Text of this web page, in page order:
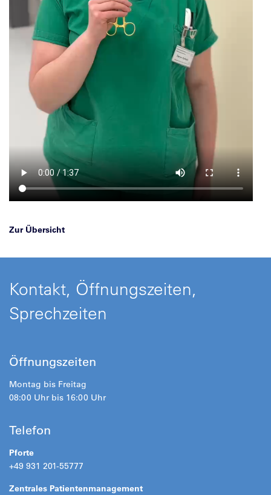
Zur Übersicht
Kontakt, Öffnungszeiten,
Sprechzeiten
Öffnungszeiten
Montag bis Freitag
08:00 Uhr bis 16:00 Uhr
Telefon
Pforte
+49 931 201-55777
Zentrales Patientenmanagement